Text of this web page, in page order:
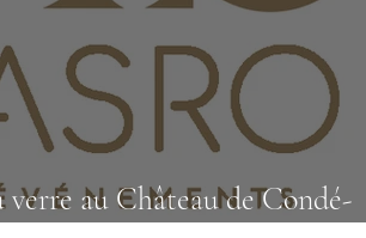
verre au Château de Condé-